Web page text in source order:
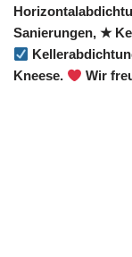
Sanierungen, ★
Kneese.
Wir